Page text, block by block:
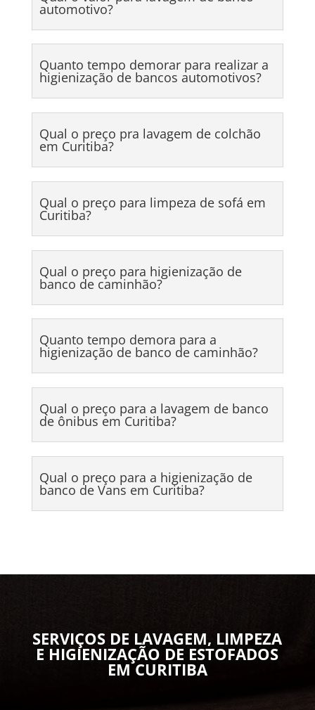
automotivo?
Quanto tempo demorar para realizar a
higienização de bancos automotivos?
Qual o preço pra lavagem de colchão
em Curitiba?
Qual o preço para limpeza de sofá em
Curitiba?
Qual o preço para higienização de
banco de caminhão?
Quanto tempo demora para a
higienização de banco de caminhão?
Qual o preço para a lavagem de banco
de ônibus em Curitiba?
Qual o preço para a higienização de
banco de Vans em Curitiba?
SERVIÇOS DE LAVAGEM, LIMPEZA
E HIGIENIZAÇÃO DE ESTOFADOS
EM CURITIBA